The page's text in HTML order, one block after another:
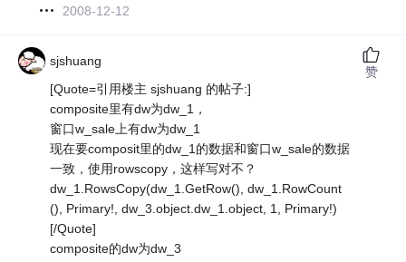
2008-12-12
sjshuang
[Quote=引用楼主 sjshuang 的帖子:]
composite里有dw为dw_1，
窗口w_sale上有dw为dw_1
现在要composit里的dw_1的数据和窗口w_sale的数据
一致，使用rowscopy，这样写对不？
dw_1.RowsCopy(dw_1.GetRow(), dw_1.RowCount
(), Primary!, dw_3.object.dw_1.object, 1, Primary!)
[/Quote]
composite的dw为dw_3
赞